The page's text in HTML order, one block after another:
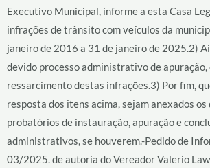
Executivo Municipal, informe a esta Casa
infrações de trânsito com veículos da
janeiro de 2016 a 31 de janeiro de 2025.2)
devido processo administrativo de apuração,
ressarcimento destas infrações.3) Por fim,
resposta dos itens acima, sejam anexados os
probatórios de instauração, apuração e
administrativos, se houverem.-Pedido de
03/2025. de autoria do Vereador Valerio